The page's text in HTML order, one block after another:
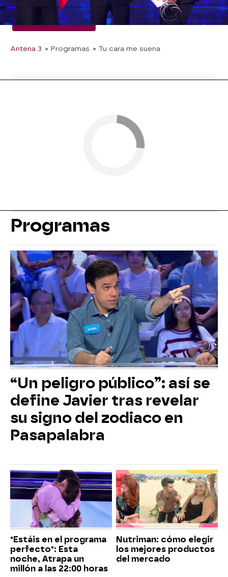
David Bustamante
Antena 3 » Programas » Tu cara me suena
Programas
“Un peligro público”: así se
define Javier tras revelar
su signo del zodiaco en
Pasapalabra
"Estáis en el programa
perfecto": Esta
noche, Atrapa un
millón a las 22:00 horas
Nutriman: cómo elegir
los mejores productos
del mercado